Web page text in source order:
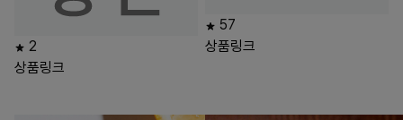
2
상품링크
57
상품링크